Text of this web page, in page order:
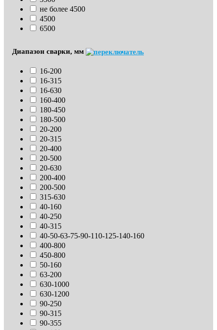
не более 4500
4500
6500
Диапазон сварки, мм
16-200
16-315
16-630
160-400
180-450
180-500
20-200
20-315
20-400
20-500
20-630
200-400
200-500
315-630
40-160
40-250
40-315
40-50-63-75-90-110-125-140-160
400-800
450-800
50-160
63-200
630-1000
630-1200
90-250
90-315
90-355